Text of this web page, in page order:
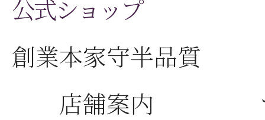
公式ショップ
創業本家守半品質
店舗案内